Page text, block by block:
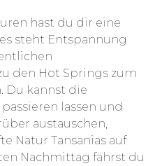
hast du dir eine
steht Entspannung
den Hot Springs zum
Du kannst die
lassen und
austauschen,
Natur Tansanias auf
Nachmittag fährst du